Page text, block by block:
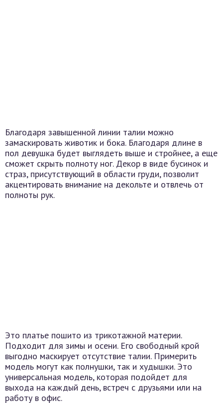
Благодаря завышенной линии талии можно
замаскировать животик и бока. Благодаря длине в
пол девушка будет выглядеть выше и стройнее, а еще
сможет скрыть полноту ног. Декор в виде бусинок и
страз, присутствующий в области груди, позволит
акцентировать внимание на декольте и отвлечь от
полноты рук.
Это платье пошито из трикотажной материи.
Подходит для зимы и осени. Его свободный крой
выгодно маскирует отсутствие талии. Примерить
модель могут как полнушки, так и худышки. Это
универсальная модель, которая подойдет для
выхода на каждый день, встреч с друзьями или на
работу в офис.